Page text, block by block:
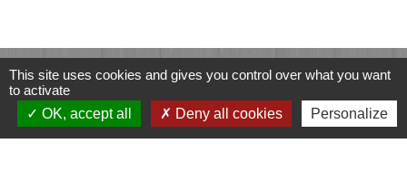
Contacts
Commune de Luitré-Dompierre
14 rue de Normandie - LUITRE
This site uses cookies and gives you control over what you want
to activate
OK, accept all
Deny all cookies Personalize